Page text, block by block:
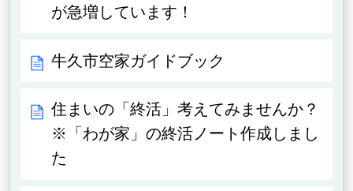
が急増しています！
牛久市空家ガイドブック
住まいの「終活」考えてみませんか？
※「わが家」の終活ノート作成しまし
た